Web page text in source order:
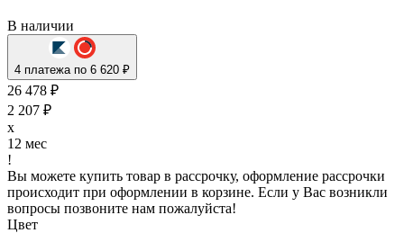
В наличии
4 платежа по 6 620 ₽
26 478 ₽
2 207 ₽
x
12 мес
!
Вы можете купить товар в рассрочку, оформление рассрочки
происходит при оформлении в корзине. Если у Вас возникли
вопросы позвоните нам пожалуйста!
Цвет